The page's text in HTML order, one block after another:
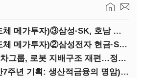
[IB토마토](반도체 메가투자)③삼성·SK, 호남 동시 출격…인력·협력사 쟁탈전
[IB토마토](반도체 메가투자)②삼성전자 현금·SDI 차입…엇갈린 2655조 투자체력
[IB토마토]현대차그룹, 로봇 지배구조 재편…정의선 1245억 추가 투입 유력
[IB토마토](창간7주년 기획: 생산적금융의 명암)③선택받은 산업, 커진 자금격차